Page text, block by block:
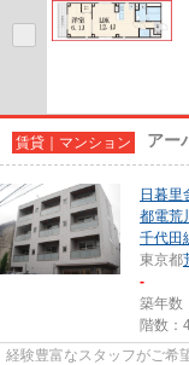
賃貸｜マンション アー
日暮里
都電荒
千代田
東京都
-
築年数
階数：
経験豊富なスタッフがご希